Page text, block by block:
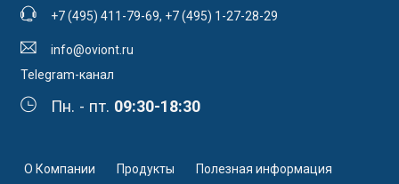
+7 (495) 411-79-69, +7 (495) 1-27-28-29
info@oviont.ru
Telegram-канал
Пн. - пт. 09:30-18:30
О Компании Продукты Полезная информация